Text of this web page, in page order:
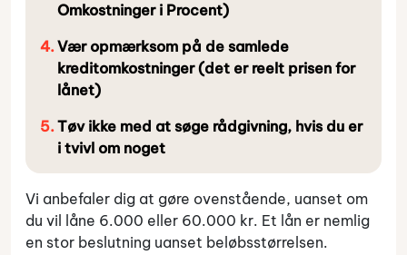
Omkostninger i Procent)
Vær opmærksom på de samlede
kreditomkostninger (det er reelt prisen for
lånet)
Tøv ikke med at søge rådgivning, hvis du er
i tvivl om noget
Vi anbefaler dig at gøre ovenstående, uanset om
du vil låne 6.000 eller 60.000 kr. Et lån er nemlig
en stor beslutning uanset beløbsstørrelsen.